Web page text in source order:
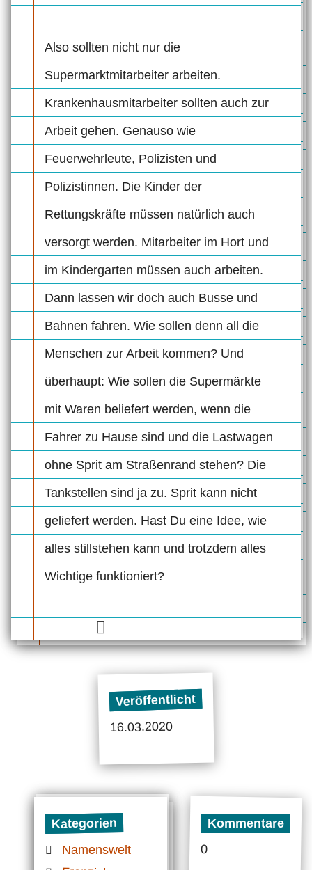
Also sollten nicht nur die
Supermarktmitarbeiter arbeiten.
Krankenhausmitarbeiter sollten auch zur
Arbeit gehen. Genauso wie
Feuerwehrleute, Polizisten und
Polizistinnen. Die Kinder der
Rettungskräfte müssen natürlich auch
versorgt werden. Mitarbeiter im Hort und
im Kindergarten müssen auch arbeiten.
Dann lassen wir doch auch Busse und
Bahnen fahren. Wie sollen denn all die
Menschen zur Arbeit kommen? Und
überhaupt: Wie sollen die Supermärkte
mit Waren beliefert werden, wenn die
Fahrer zu Hause sind und die Lastwagen
ohne Sprit am Straßenrand stehen? Die
Tankstellen sind ja zu. Sprit kann nicht
geliefert werden. Hast Du eine Idee, wie
alles stillstehen kann und trotzdem alles
Wichtige funktioniert?
Veröffentlicht
16.03.2020
Kategorien
Namenswelt
Kommentare
0